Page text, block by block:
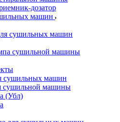
дозатор
машин
сушильных машин
сушильной машины
сушильных машин
сушильной машины
(Убл)